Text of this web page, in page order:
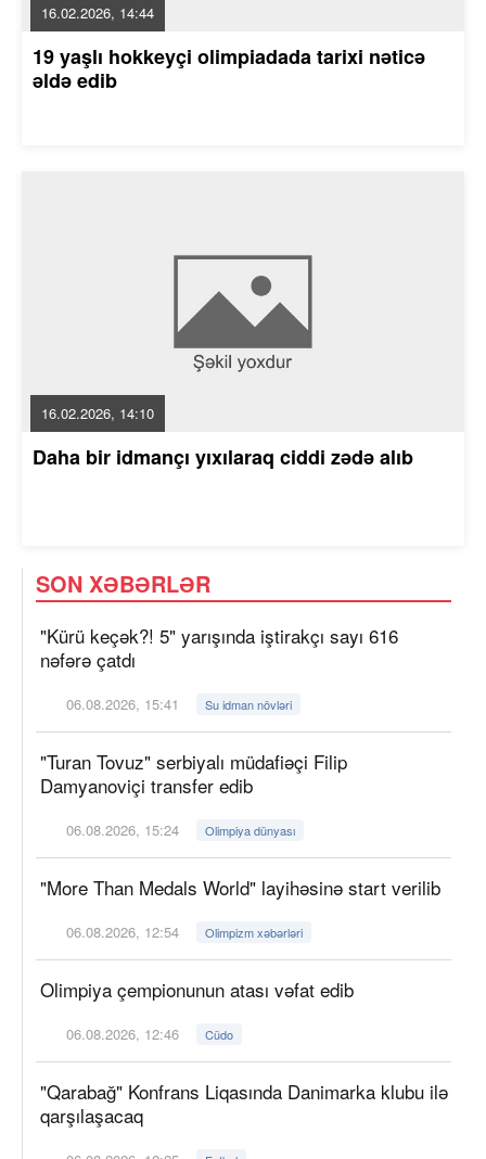
16.02.2026, 14:44
19 yaşlı hokkeyçi olimpiadada tarixi nəticə
əldə edib
16.02.2026, 14:10
Daha bir idmançı yıxılaraq ciddi zədə alıb
SON XƏBƏRLƏR
"Kürü keçək?! 5" yarışında iştirakçı sayı 616
nəfərə çatdı
06.08.2026, 15:41 Su idman növləri
"Turan Tovuz" serbiyalı müdafiəçi Filip
Damyanoviçi transfer edib
06.08.2026, 15:24 Olimpiya dünyası
"More Than Medals World" layihəsinə start verilib
06.08.2026, 12:54 Olimpizm xəbərləri
Olimpiya çempionunun atası vəfat edib
06.08.2026, 12:46 Cüdo
"Qarabağ" Konfrans Liqasında Danimarka klubu ilə
qarşılaşacaq